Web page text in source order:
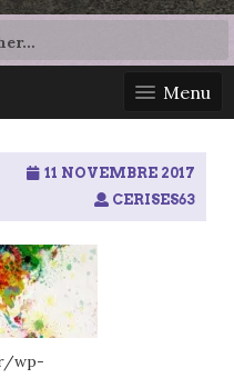
Menu
11 NOVEMBRE 2017
CERISES63
wp-